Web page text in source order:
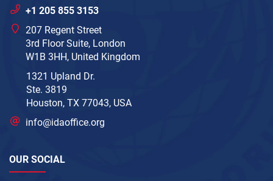
+1 205 855 3153
207 Regent Street
3rd Floor Suite, London
W1B 3HH, United Kingdom
1321 Upland Dr.
Ste. 3819
Houston, TX 77043, USA
info@idaoffice.org
OUR SOCIAL